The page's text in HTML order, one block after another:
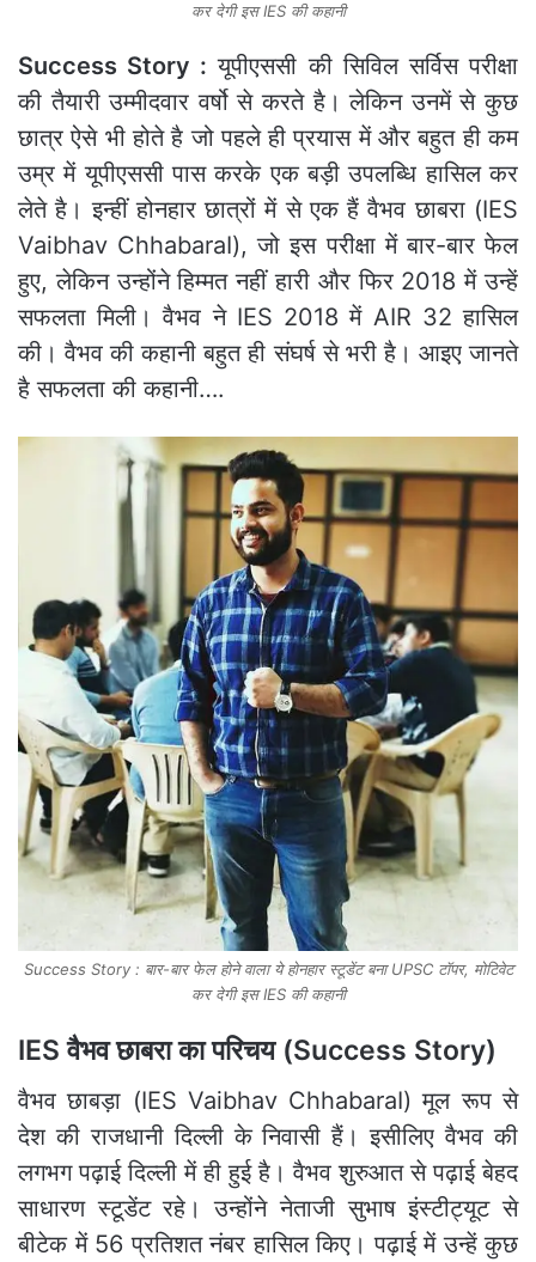
कर देगी इस IES की कहानी
Success Story : यूपीएससी की सिविल सर्विस परीक्षा
की तैयारी उम्‍मीदवार वर्षो से करते है। लेकिन उनमें से कुछ
छात्र ऐसे भी होते है जो पहले ही प्रयास में और बहुत ही कम
उम्र में यूपीएससी पास करके एक बड़ी उपलब्धि हासिल कर
लेते है। इन्‍हीं होनहार छात्रों में से एक हैं वैभव छाबरा (IES
Vaibhav ChhabaraI), जो इस परीक्षा में बार-बार फेल
हुए, लेकिन उन्‍होंने हिम्मत नहीं हारी और फिर 2018 में उन्हें
सफलता मिली। वैभव ने IES 2018 में AIR 32 हासिल
की। वैभव की कहानी बहुत ही संघर्ष से भरी है। आइए जानते
है सफलता की कहानी….
Success Story : बार-बार फेल होने वाला ये होनहार स्टूडेंट बना UPSC टॉपर, मोटिवेट
कर देगी इस IES की कहानी
IES वैभव छाबरा का परिचय (Success Story)
वैभव छाबड़ा (IES Vaibhav ChhabaraI) मूल रूप से
देश की राजधानी दिल्ली के निवासी हैं। इसीलिए वैभव की
लगभग पढ़ाई दिल्ली में ही हुई है। वैभव शुरुआत से पढ़ाई बेहद
साधारण स्टूडेंट रहे। उन्होंने नेताजी सुभाष इंस्टीट्यूट से
बीटेक में 56 प्रतिशत नंबर हासिल किए। पढ़ाई में उन्हें कुछ